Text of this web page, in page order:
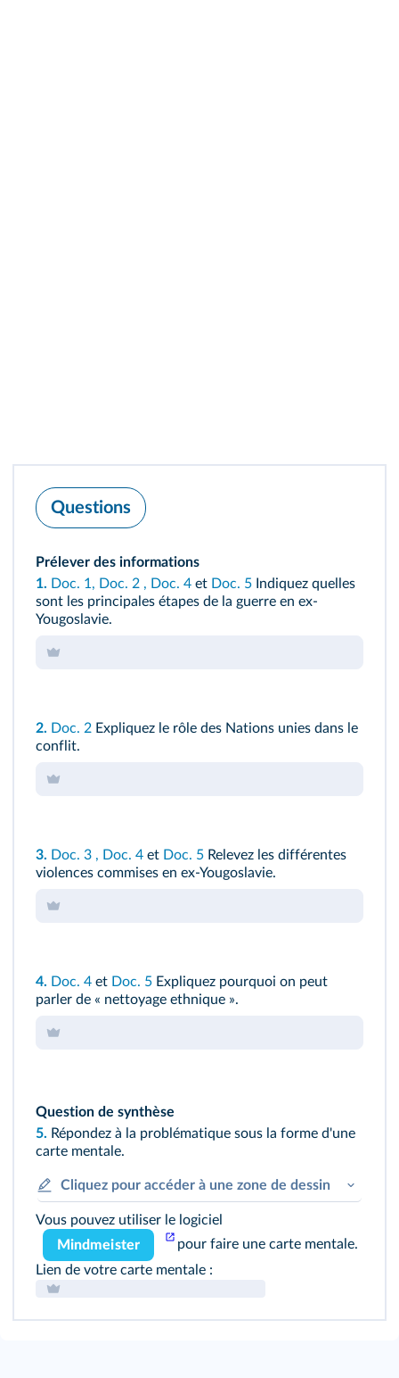
Questions
Prélever des informations
1. Doc. 1, Doc. 2 , Doc. 4 et Doc. 5 Indiquez quelles
sont les principales étapes de la guerre en ex-
Yougoslavie.
2. Doc. 2 Expliquez le rôle des Nations unies dans le
conflit.
3. Doc. 3 , Doc. 4 et Doc. 5 Relevez les différentes
violences commises en ex-Yougoslavie.
4. Doc. 4 et Doc. 5 Expliquez pourquoi on peut
parler de « nettoyage ethnique ».
Question de synthèse
5. Répondez à la problématique sous la forme d'une
carte mentale.
Cliquez pour accéder à une zone de dessin
Vous pouvez utiliser le logiciel
Mindmeister
pour faire une carte mentale.
Lien de votre carte mentale :